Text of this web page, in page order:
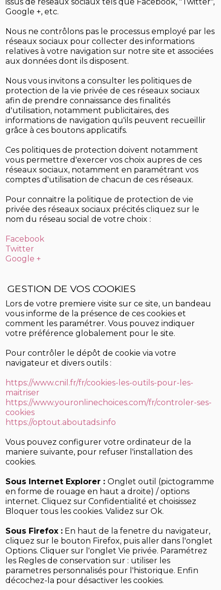
Google +, etc.
Nous ne contrôlons pas le processus employé par les
réseaux sociaux pour collecter des informations
relatives à votre navigation sur notre site et associées
aux données dont ils disposent.
Nous vous invitons a consulter les politiques de
protection de la vie privée de ces réseaux sociaux
afin de prendre connaissance des finalités
d'utilisation, notamment publicitaires, des
informations de navigation qu'ils peuvent recueillir
grâce à ces boutons applicatifs.
Ces politiques de protection doivent notamment
vous permettre d'exercer vos choix aupres de ces
réseaux sociaux, notamment en paramétrant vos
comptes d'utilisation de chacun de ces réseaux.
Pour connaitre la politique de protection de vie
privée des réseaux sociaux précités cliquez sur le
nom du réseau social de votre choix :
Facebook
Twitter
Google +
GESTION DE VOS COOKIES
Lors de votre premiere visite sur ce site, un bandeau
vous informe de la présence de ces cookies et
comment les paramétrer. Vous pouvez indiquer
votre préférence globalement pour le site.
Pour contrôler le dépôt de cookie via votre
navigateur et divers outils :
https://www.cnil.fr/fr/cookies-les-outils-pour-les-
maitriser
https://www.youronlinechoices.com/fr/controler-ses-
cookies
https://optout.aboutads.info
Vous pouvez configurer votre ordinateur de la
maniere suivante, pour refuser l'installation des
cookies.
Sous Internet Explorer : Onglet outil (pictogramme
en forme de rouage en haut a droite) / options
internet. Cliquez sur Confidentialité et choisissez
Bloquer tous les cookies. Validez sur Ok.
Sous Firefox : En haut de la fenetre du navigateur,
cliquez sur le bouton Firefox, puis aller dans l'onglet
Options. Cliquer sur l'onglet Vie privée. Paramétrez
les Regles de conservation sur : utiliser les
parametres personnalisés pour l'historique. Enfin
décochez-la pour désactiver les cookies.